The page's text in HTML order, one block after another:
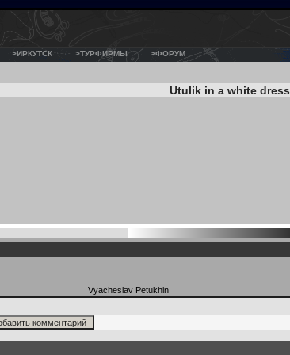
>ИРКУТСК >ТУРФИРМЫ >ФОРУМ
Utulik in a white dress
Vyacheslav Petukhin